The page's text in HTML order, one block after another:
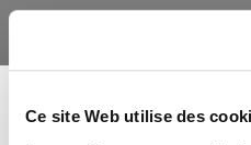
Ce site Web utilise des